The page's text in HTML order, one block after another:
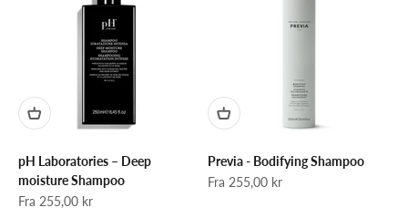
pH Laboratories – Deep
moisture Shampoo
Salgspris
Fra 255,00 kr
Previa - Bodifying Shampoo
Salgspris
Fra 255,00 kr